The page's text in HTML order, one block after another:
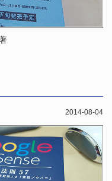
2014-08-04